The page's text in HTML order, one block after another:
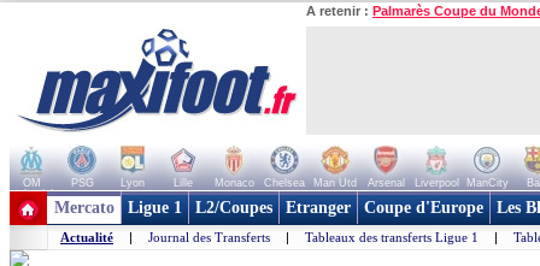
A retenir : Palmarès Coupe du
OM PSG Lyon Lille Monaco Chelsea Man Utd Arsenal Liverpool ManCity
+ de clubs
Mercato Ligue 1 L2/Coupes Etranger Coupe d'Europe Les
Actualité | Journal des Transferts | Tableaux des transferts Ligue 1 |